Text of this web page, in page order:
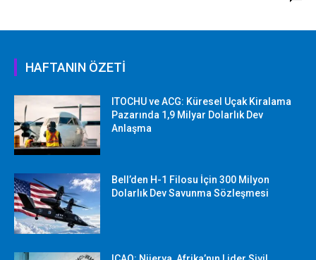
HAFTANIN ÖZETİ
ITOCHU ve ACG: Küresel Uçak Kiralama
Pazarında 1,9 Milyar Dolarlık Dev
Anlaşma
Bell’den H-1 Filosu İçin 300 Milyon
Dolarlık Dev Savunma Sözleşmesi